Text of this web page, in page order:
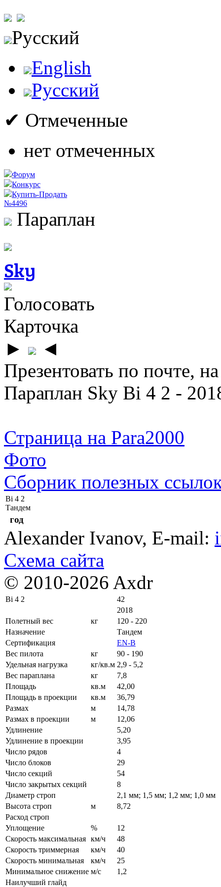
Русский
English
Русский
✔ Отмеченные
нет отмеченных
Форум
Конкурс
Купить-Продать
№4496
Параплан
Sky
Голосовать
Карточка
►
◄
Презентовать по почте,
Параплан Sky Bi 4 2 -
Страница на Para2000
Фото
Сборник полезных
Bi 4 2
Тандем
год
Alexander Ivanov, E-mail:
Схема сайта
© 2010-2026 Axdr
Bi 4 2
42
2018
Полетный вес
кг
120 - 220
Назначение
Тандем
Сертификация
EN-B
Вес пилота
кг
90 - 190
Удельная нагрузка
кг/кв.м 2,9 - 5,2
Вес параплана
кг
7,8
Площадь
кв.м
42,00
Площадь в проекции
кв.м
36,79
Размах
м
14,78
Размах в проекции
м
12,06
Удлинение
5,20
Удлинение в проекции
3,95
Число рядов
4
Число блоков
29
Число секций
54
Число закрытых секций
8
Диаметр строп
2,1 мм; 1,5 мм; 1,2 мм; 1,0 мм
Высота строп
м
8,72
Расход строп
Уплощение
%
12
Скорость максимальная км/ч
48
Скорость триммерная
км/ч
40
Скорость минимальная
км/ч
25
Минимальное снижение м/с
1,2
Наилучший глайд